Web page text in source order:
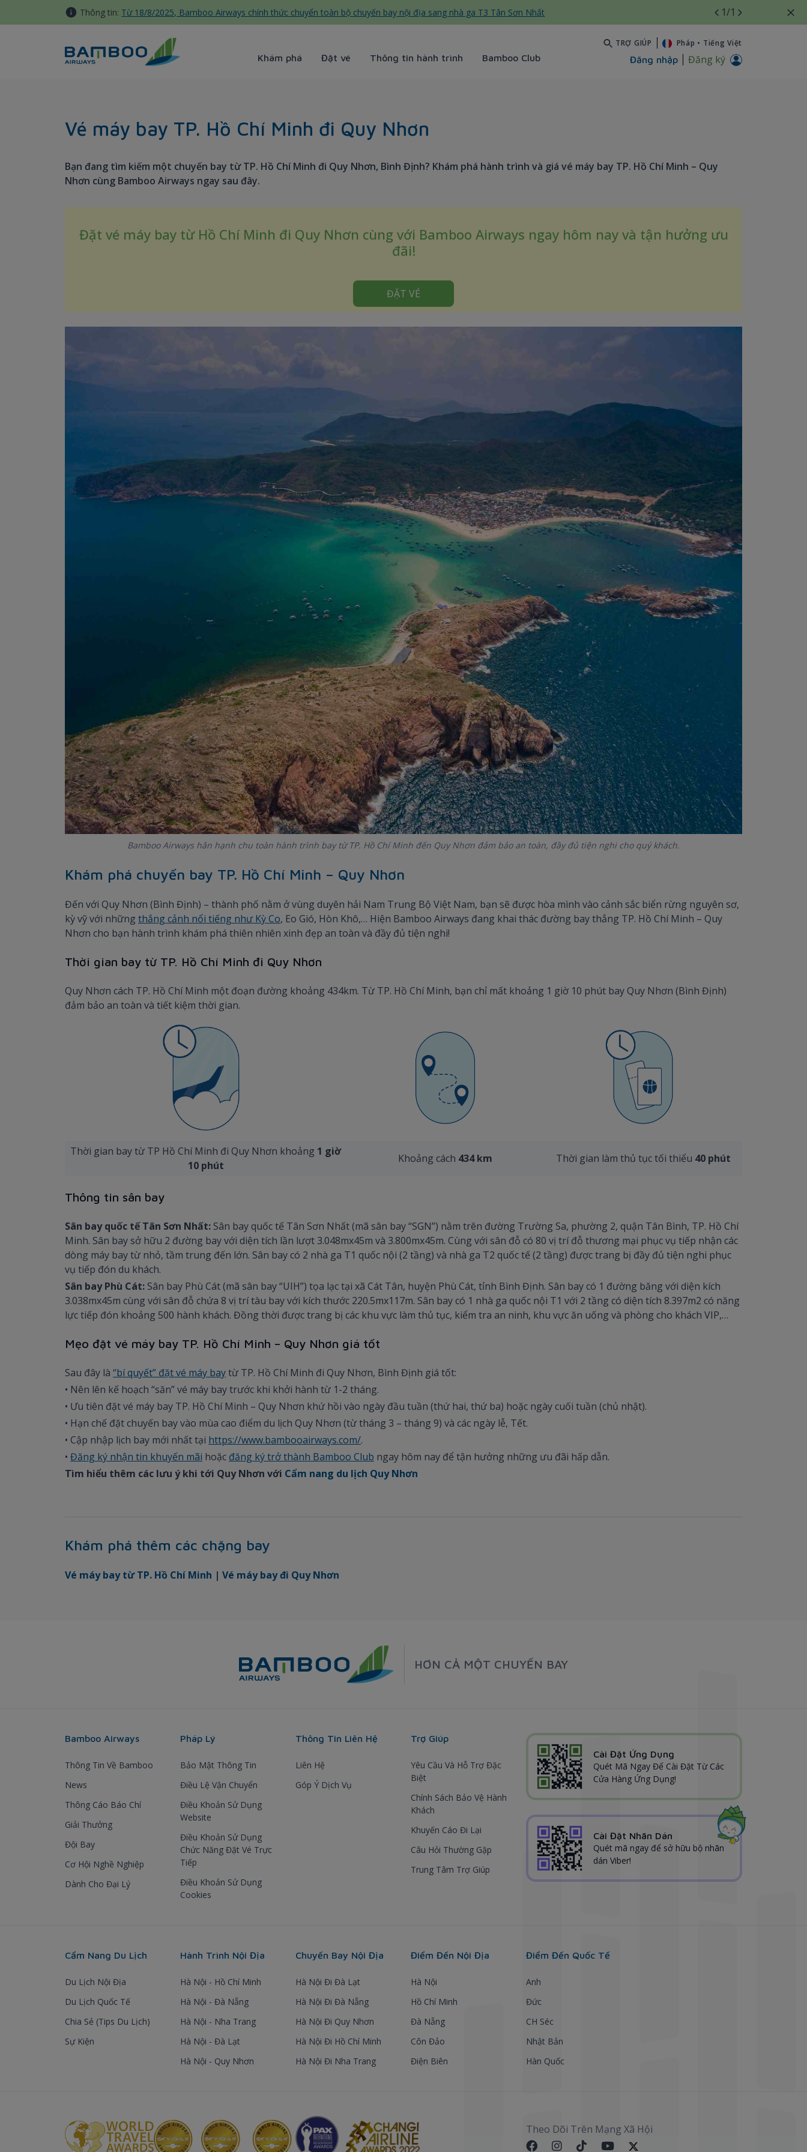
Truy cập nội dung luôn
Thông tin: Từ 18/8/2025, Bamboo Airways chính thức chuyển toàn bộ chuyến bay nội địa sang nhà ga T3 Tân Sơn Nhất 1/1
Khám phá Đặt vé Thông tin hành trình Bamboo Club
TRỢ GIÚP Pháp • Tiếng Việt
Đăng nhập Đăng ký
Vé máy bay TP. Hồ Chí Minh đi Quy Nhơn
Bạn đang tìm kiếm một chuyến bay từ TP. Hồ Chí Minh đi Quy Nhơn, Bình Định? Khám phá hành trình và giá vé máy bay TP. Hồ Chí Minh – Quy
Nhơn cùng Bamboo Airways ngay sau đây.
Đặt vé máy bay từ Hồ Chí Minh đi Quy Nhơn cùng với Bamboo Airways ngay hôm nay và tận hưởng ưu
đãi!
ĐẶT VÉ
Bamboo Airways hân hạnh chu toàn hành trình bay từ TP. Hồ Chí Minh đến Quy Nhơn đảm bảo an toàn, đầy đủ tiện nghi cho quý khách.
Khám phá chuyến bay TP. Hồ Chí Minh – Quy Nhơn
Đến với Quy Nhơn (Bình Định) – thành phố nằm ở vùng duyên hải Nam Trung Bộ Việt Nam, bạn sẽ được hòa mình vào cảnh sắc biển rừng nguyên sơ,
kỳ vỹ với những thắng cảnh nổi tiếng như Kỳ Co, Eo Gió, Hòn Khô,… Hiện Bamboo Airways đang khai thác đường bay thẳng TP. Hồ Chí Minh – Quy
Nhơn cho bạn hành trình khám phá thiên nhiên xinh đẹp an toàn và đầy đủ tiện nghi!
Thời gian bay từ TP. Hồ Chí Minh đi Quy Nhơn
Quy Nhơn cách TP. Hồ Chí Minh một đoạn đường khoảng 434km. Từ TP. Hồ Chí Minh, bạn chỉ mất khoảng 1 giờ 10 phút bay Quy Nhơn (Bình Định)
đảm bảo an toàn và tiết kiệm thời gian.
Thời gian bay từ TP Hồ Chí Minh đi Quy Nhơn khoảng 1 giờ
10 phút
Khoảng cách 434 km Thời gian làm thủ tục tối thiểu 40 phút
Thông tin sân bay
Sân bay quốc tế Tân Sơn Nhất: Sân bay quốc tế Tân Sơn Nhất (mã sân bay “SGN”) nằm trên đường Trường Sa, phường 2, quận Tân Bình, TP. Hồ Chí
Minh. Sân bay sở hữu 2 đường bay với diện tích lần lượt 3.048mx45m và 3.800mx45m. Cùng với sân đỗ có 80 vị trí đỗ thương mại phục vụ tiếp nhận các
dòng máy bay từ nhỏ, tầm trung đến lớn. Sân bay có 2 nhà ga T1 quốc nội (2 tầng) và nhà ga T2 quốc tế (2 tầng) được trang bị đầy đủ tiện nghi phục
vụ tiếp đón du khách.
Sân bay Phù Cát: Sân bay Phù Cát (mã sân bay “UIH”) tọa lạc tại xã Cát Tân, huyện Phù Cát, tỉnh Bình Định. Sân bay có 1 đường băng với diện kích
3.038mx45m cùng với sân đỗ chứa 8 vị trí tàu bay với kích thước 220.5mx117m. Sân bay có 1 nhà ga quốc nội T1 với 2 tầng có diện tích 8.397m2 có năng
lực tiếp đón khoảng 500 hành khách. Đồng thời được trang bị các khu vực làm thủ tục, kiểm tra an ninh, khu vực ăn uống và phòng cho khách VIP,…
Mẹo đặt vé máy bay TP. Hồ Chí Minh – Quy Nhơn giá tốt
Sau đây là “bí quyết” đặt vé máy baytừ TP. Hồ Chí Minh đi Quy Nhơn, Bình Định giá tốt:
• Nên lên kế hoạch “săn” vé máy bay trước khi khởi hành từ 1-2 tháng.
• Ưu tiên đặt vé máy bay TP. Hồ Chí Minh – Quy Nhơn khứ hồi vào ngày đầu tuần (thứ hai, thứ ba) hoặc ngày cuối tuần (chủ nhật).
• Hạn chế đặt chuyến bay vào mùa cao điểm du lịch Quy Nhơn (từ tháng 3 – tháng 9) và các ngày lễ, Tết.
• Cập nhập lịch bay mới nhất tại https://www.bambooairways.com/.
• Đăng ký nhận tin khuyến mãi hoặc đăng ký trở thành Bamboo Club ngay hôm nay để tận hưởng những ưu đãi hấp dẫn.
Tìm hiểu thêm các lưu ý khi tới Quy Nhơn với Cẩm nang du lịch Quy Nhơn
Khám phá thêm các chặng bay
Vé máy bay từ TP. Hồ Chí Minh | Vé máy bay đi Quy Nhơn
HƠN CẢ MỘT CHUYẾN BAY
Bamboo Airways
Thông Tin Về Bamboo
News
Thông Cáo Báo Chí
Giải Thưởng
Đội Bay
Cơ Hội Nghề Nghiệp
Dành Cho Đại Lý
Pháp Lý
Bảo Mật Thông Tin
Điều Lệ Vận Chuyển
Điều Khoản Sử Dụng
Website
Điều Khoản Sử Dụng
Chức Năng Đặt Vé Trực
Tiếp
Điều Khoản Sử Dụng
Cookies
Thông Tin Liên Hệ
Liên Hệ
Góp Ý Dịch Vụ
Trợ Giúp
Yêu Cầu Và Hỗ Trợ Đặc
Biệt
Chính Sách Bảo Vệ Hành
Khách
Khuyến Cáo Đi Lại
Câu Hỏi Thường Gặp
Trung Tâm Trợ Giúp
Cài Đặt Ứng Dụng
Quét Mã Ngay Để Cài Đặt Từ Các
Cửa Hàng Ứng Dụng!
Cài Đặt Nhãn Dán
Quét mã ngay để sở hữu bộ nhãn
dán Viber!
Cẩm Nang Du Lịch
Du Lịch Nội Địa
Du Lịch Quốc Tế
Chia Sẻ (Tips Du Lịch)
Sự Kiện
Hành Trình Nội Địa
Hà Nội - Hồ Chí Minh
Hà Nội - Đà Nẵng
Hà Nội - Nha Trang
Hà Nội - Đà Lạt
Hà Nội - Quy Nhơn
Chuyến Bay Nội Địa
Hà Nội Đi Đà Lạt
Hà Nội Đi Đà Nẵng
Hà Nội Đi Quy Nhơn
Hà Nội Đi Hồ Chí Minh
Hà Nội Đi Nha Trang
Điểm Đến Nội Địa
Hà Nội
Hồ Chí Minh
Đà Nẵng
Côn Đảo
Điện Biên
Điểm Đến Quốc Tế
Anh
Đức
CH Séc
Nhật Bản
Hàn Quốc
Theo Dõi Trên Mạng Xã Hội